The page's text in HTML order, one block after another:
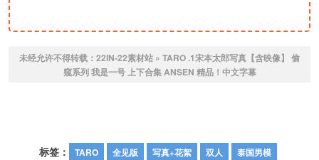
未经允许不得转载： 22IN-22素材站 » TARO .1宋本太郎写真【含映像】 偷
窥系列 我是一号 上下合集 ANSEN 精品！中文字幕
标签： TARO 全见版 写真+花絮 双人 泰国男模